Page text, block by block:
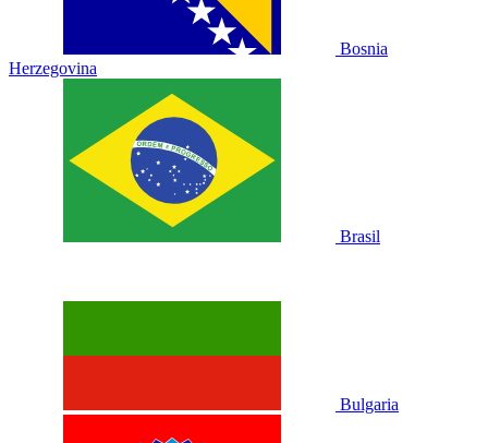
Bosnia
Herzegovina
Brasil
Bulgaria